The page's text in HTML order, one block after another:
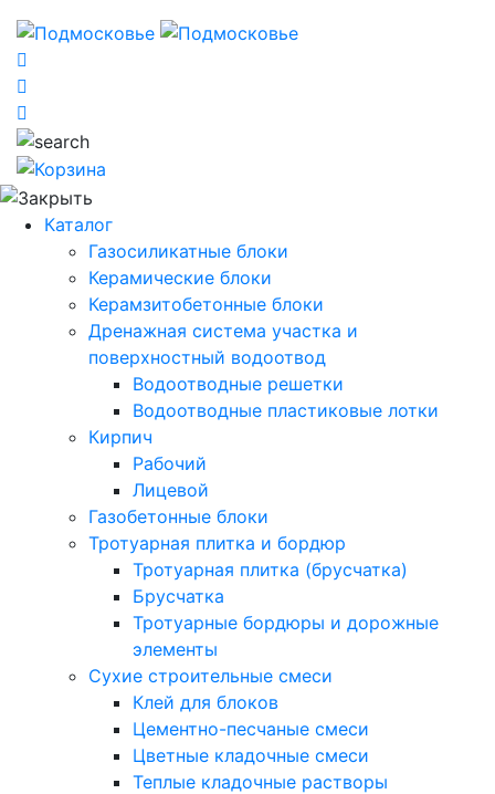
Каталог
Газосиликатные блоки
Керамические блоки
Керамзитобетонные блоки
Дренажная система участка и
поверхностный водоотвод
Водоотводные решетки
Водоотводные пластиковые лотки
Кирпич
Рабочий
Лицевой
Газобетонные блоки
Тротуарная плитка и бордюр
Тротуарная плитка (брусчатка)
Брусчатка
Тротуарные бордюры и дорожные
элементы
Сухие строительные смеси
Клей для блоков
Цементно-песчаные смеси
Цветные кладочные смеси
Теплые кладочные растворы